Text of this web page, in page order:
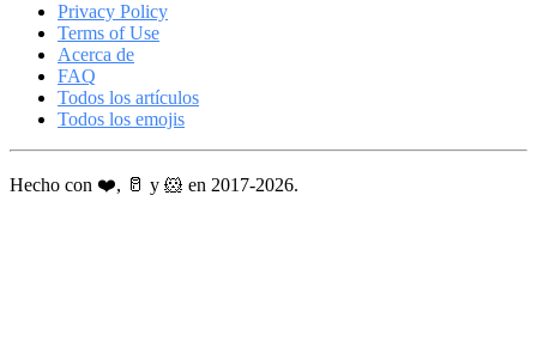
Privacy Policy
Terms of Use
Acerca de
FAQ
Todos los artículos
Todos los emojis
Hecho con ❤️, 🥛 y 🐹 en 2017-2026.